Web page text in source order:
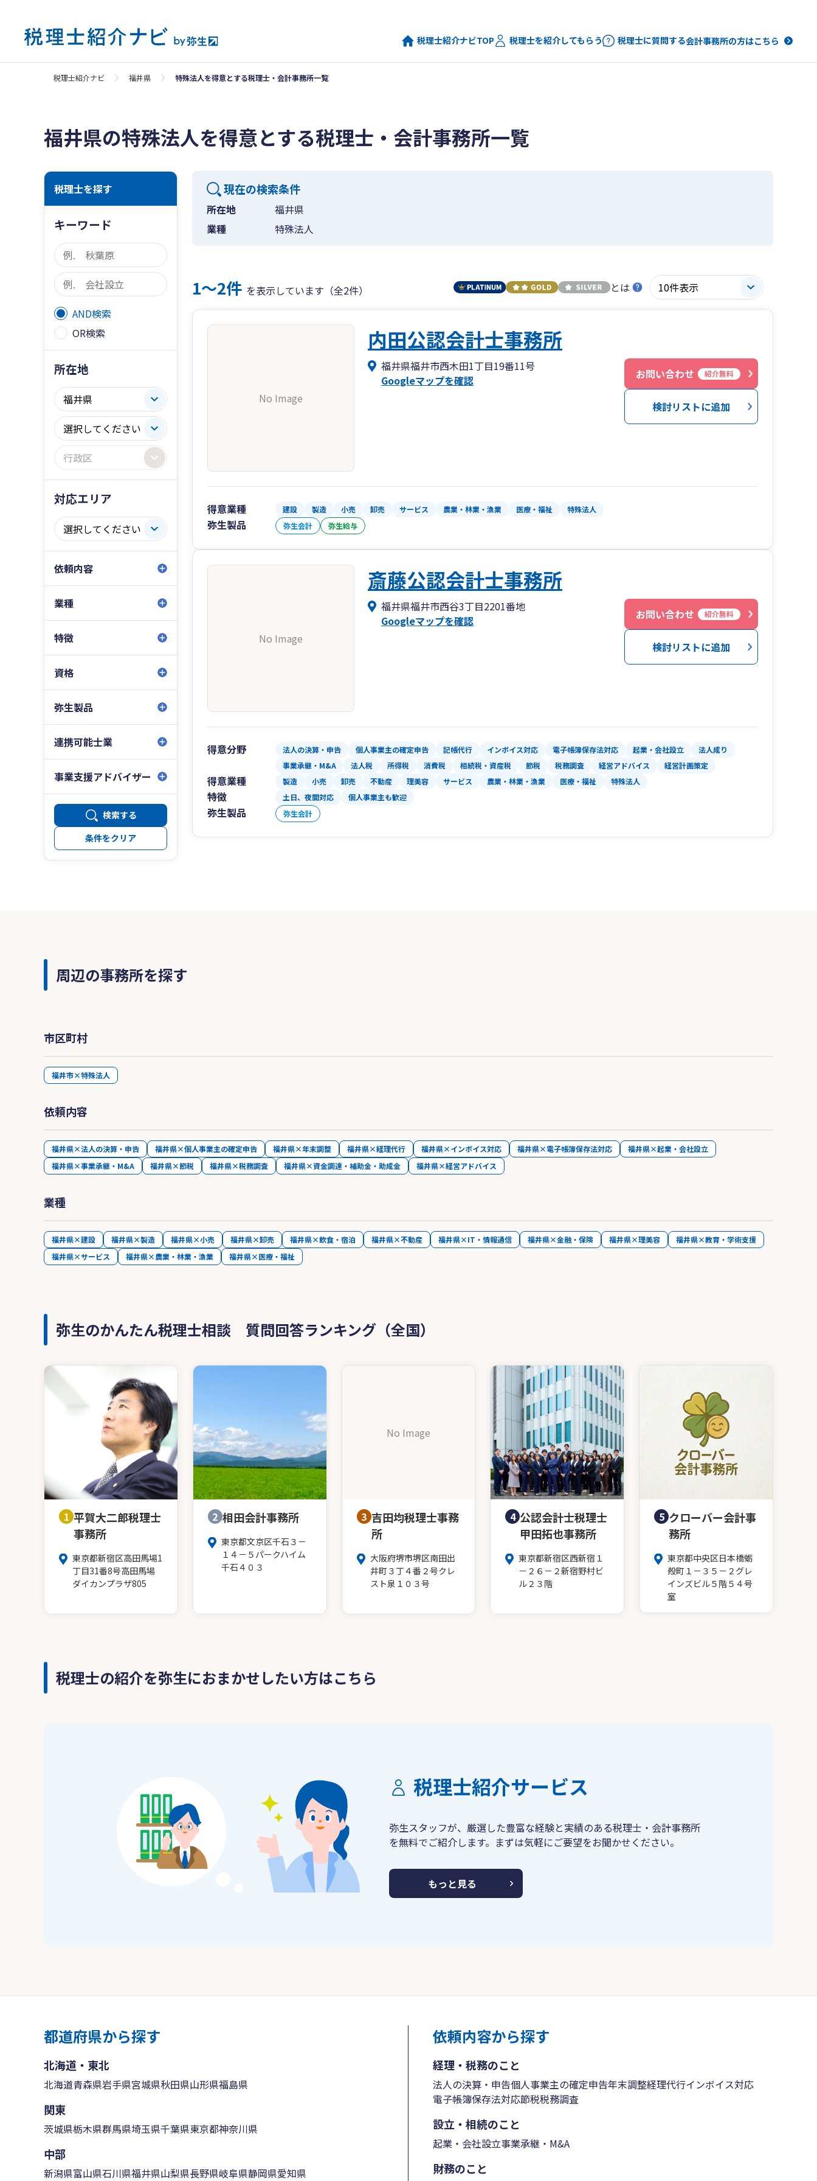
税理士紹介ナビTOP 税理士を紹介してもらう 税理士に質問する会計事務所の方はこちら
税理士紹介ナビ 福井県 特殊法人を得意とする税理士・会計事務所一覧
福井県の特殊法人を得意とする税理士・会計事務所一覧
税理士を探す
キーワード
AND検索
OR検索
所在地
対応エリア
依頼内容
業種
特徴
資格
弥生製品
連携可能士業
事業支援アドバイザー
検索する
条件をクリア
現在の検索条件
所在地
福井県
業種
特殊法人
1〜2件 を表示しています（全2件） とは
No Image
内田公認会計士事務所
福井県福井市西木田1丁目19番11号
Googleマップを確認
お問い合わせ 紹介無料
検討リストに追加
得意業種 建設 製造 小売 卸売 サービス 農業・林業・漁業 医療・福祉 特殊法人
弥生製品 弥生会計 弥生給与
No Image
斎藤公認会計士事務所
福井県福井市西谷3丁目2201番地
Googleマップを確認
お問い合わせ 紹介無料
検討リストに追加
得意分野 法人の決算・申告 個人事業主の確定申告 記帳代行 インボイス対応 電子帳簿保存法対応 起業・会社設立
法人成り
事業承継・M&A
法人税 所得税 消費税 相続税・資産税 節税 税務調査 経営アドバイス 経営計画策定
得意業種 製造 小売 卸売 不動産 理美容 サービス 農業・林業・漁業 医療・福祉 特殊法人
特徴 土日、夜間対応 個人事業主も歓迎
弥生製品 弥生会計
周辺の事務所を探す
市区町村
福井市×特殊法人
依頼内容
福井県×法人の決算・申告 福井県×個人事業主の確定申告 福井県×年末調整 福井県×経理代行 福井県×インボイス対応 福井県×電子帳簿保存法対応
福井県×起業・会社設立
福井県×事業承継・M&A
福井県×節税 福井県×税務調査 福井県×資金調達・補助金・助成金 福井県×経営アドバイス
業種
福井県×建設 福井県×製造 福井県×小売 福井県×卸売 福井県×飲食・宿泊 福井県×不動産 福井県×IT・情報通信 福井県×金融・保険 福井県×理美容
福井県×教育・学術支援
福井県×サービス
福井県×農業・林業・漁業 福井県×医療・福祉
弥生のかんたん税理士相談 質問回答ランキング（全国）
1 平賀大二郎税理士
事務所
東京都新宿区高田馬場1
丁目31番8号高田馬場
ダイカンプラザ805
2 相田会計事務所
東京都文京区千石３－
１４－５パークハイム
千石４０３
No Image
3 吉田均税理士事務
所
大阪府堺市堺区南田出
井町３丁４番２号クレ
スト泉１０３号
4 公認会計士税理士
甲田拓也事務所
東京都新宿区西新宿１
－２６－２新宿野村ビ
ル２３階
5 クローバー会計事
務所
東京都中央区日本橋蛎
殻町１－３５－２グレ
インズビル５階５４号
室
税理士の紹介を弥生におまかせしたい方はこちら
税理士紹介サービス
弥生スタッフが、厳選した豊富な経験と実績のある税理士・会計事務所
を無料でご紹介します。まずは気軽にご要望をお聞かせください。
もっと見る
都道府県から探す
北海道・東北
北海道青森県岩手県宮城県秋田県山形県福島県
関東
茨城県栃木県群馬県埼玉県千葉県東京都神奈川県
中部
新潟県富山県石川県福井県山梨県長野県岐阜県静岡県愛知県
依頼内容から探す
経理・税務のこと
法人の決算・申告個人事業主の確定申告年末調整経理代行インボイス対応
電子帳簿保存法対応節税税務調査
設立・相続のこと
起業・会社設立事業承継・M&A
財務のこと